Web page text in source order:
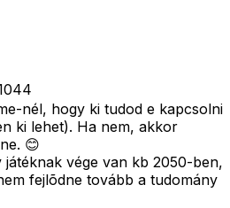
nél, hogy ki tudod e kapcsolni
ki lehet). Ha nem, akkor
😊
játéknak vége van kb 2050-ben,
fejlõdne tovább a tudomány